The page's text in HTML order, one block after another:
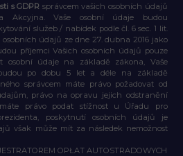
s GDPR správcem vašich osobních údajů
Akcyjna. Vaše osobní údaje budou
služeb / nabídek podle čl. 6 sec. 1 lit.
údajů ze dne 27. dubna 2016 jako
příjemci Vašich osobních údajů pouze
osobní údaje na základě zákona, Vaše
po dobu 5 let a déle na základě
správcem máte právo požadovat od
právo na opravu jejich odstranění
právo podat stížnost u Úřadu pro
poskytnutí osobních údajů je
však může mít za následek nemožnost
OPŁAT AUTOSTRADOWYCH